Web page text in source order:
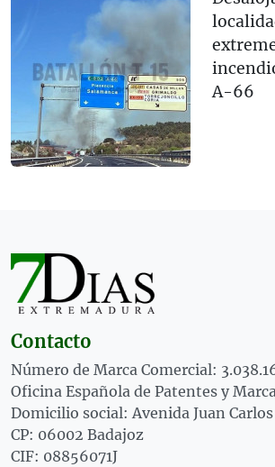
A-66
Contacto
Número de Marca Comercial:
Oficina Española de Patentes y
Domicilio social: Avenida Juan
CP: 06002 Badajoz
CIF: 08856071J